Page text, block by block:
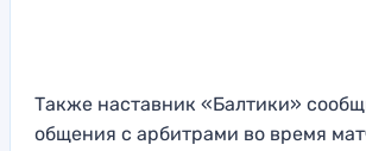
Также наставник «Балтики»
общения с арбитрами во время